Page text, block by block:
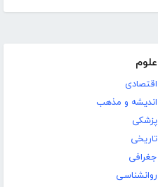
علوم
اقتصادی
اندیشه و مذهب
پزشکی
تاریخی
جغرافی
روانشناسی